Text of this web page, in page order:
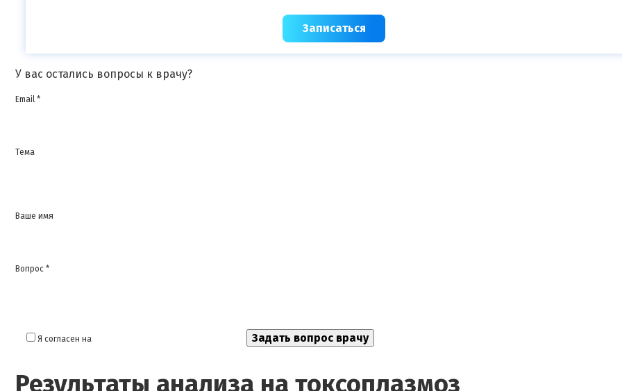
Записаться
У вас остались вопросы к врачу?
Email *
Тема
Ваше имя
Вопрос *
Я согласен на
Результаты анализа на токсоплазмоз